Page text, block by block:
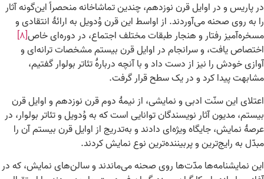
در پاریس و در اوایل قرن نوزدهم، چندین تماشاخانه منحصراً این‌گونه آثار
را به روی صحنه می‌آوردند. از اواسط این قرن وُدویل به ارائهٔ انتقادی و
مسخره‌آمیز رفتار و هنجار طبقات مختلف اجتماع، در دوره‌ای خاص[۸]
اختصاص یافت، و سرانجام در اوایل قرن بیستم مشخصات ترانه‌ای و
آوازی خودش را نیز از دست داد و با آنچه دربارهٔ تئاتر بولوار گفتیم،
مشابهت پیدا کرد و در یک سطح قرار گرفت.
اعتلای این سنّت ادبی و نمایشی، از نیمهٔ دوم قرن نوزدهم و اوایل قرن
بیستم، مدیون آثار نویسندگان توانایی است که به وُدویل و تئاتر بولوار، در
عرصهٔ نمایش، جایگاه ویژه‌ای دادند و به‌تدریج از اوایل قرن بیستم آن را
مبدّل به رایج‌ترین و پربیننده‌ترین نوع نمایش کردند.
این نمایشنامه‌ها مدّت‌ها روی صحنه می‌ماندند و سالن‌های نمایش، که در